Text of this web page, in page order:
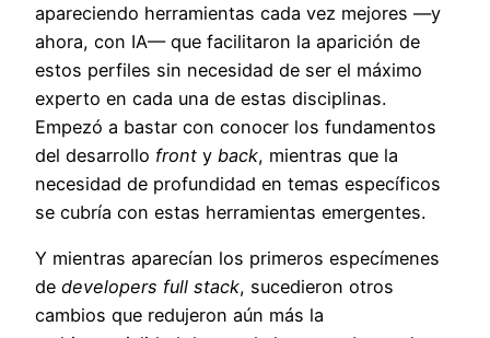
apareciendo herramientas cada vez mejores —y
ahora, con IA— que facilitaron la aparición de
estos perfiles sin necesidad de ser el máximo
experto en cada una de estas disciplinas.
Empezó a bastar con conocer los fundamentos
del desarrollo front y back, mientras que la
necesidad de profundidad en temas específicos
se cubría con estas herramientas emergentes.
Y mientras aparecían los primeros especímenes
de developers full stack, sucedieron otros
cambios que redujeron aún más la